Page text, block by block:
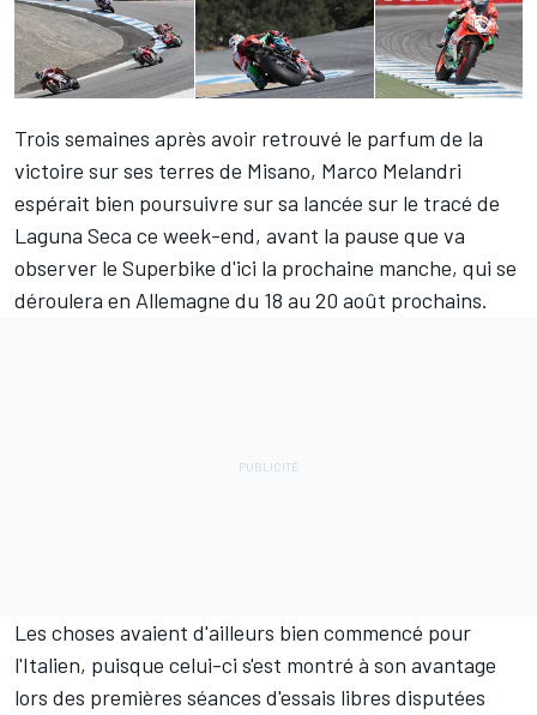
Trois semaines après avoir retrouvé le parfum de la
victoire sur ses terres de Misano, Marco Melandri
espérait bien poursuivre sur sa lancée sur le tracé de
Laguna Seca ce week-end, avant la pause que va
observer le Superbike d'ici la prochaine manche, qui se
déroulera en Allemagne du 18 au 20 août prochains.
Les choses avaient d'ailleurs bien commencé pour
l'Italien, puisque celui-ci s'est montré à son avantage
lors des premières séances d'essais libres disputées